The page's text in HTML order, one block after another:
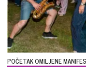
POČETAK OMILJENE